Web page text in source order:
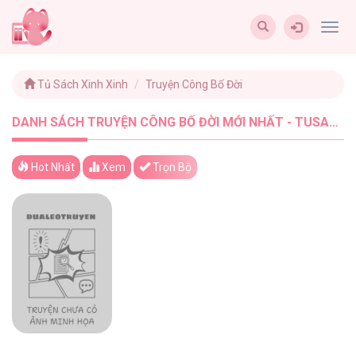
Tủ Sách Xinh Xinh Truyện Công Bố Đời
DANH SÁCH TRUYỆN CÔNG BỐ ĐỜI MỚI NHẤT - TUSACHXINHXINH (1)
Hot Nhất Xem Trọn Bộ